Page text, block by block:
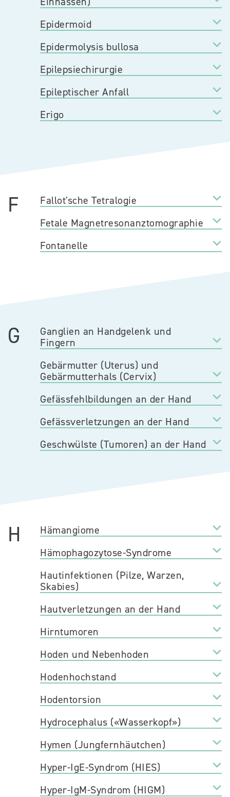
Epidermoid
Epidermolysis bullosa
Epilepsiechirurgie
Epileptischer Anfall
Erigo
F
Fallot'sche Tetralogie
Fetale Magnetresonanztomographie
Fontanelle
G
Ganglien an Handgelenk und
Fingern
Gebärmutter (Uterus) und
Gebärmutterhals (Cervix)
Gefässfehlbildungen an der Hand
Gefässverletzungen an der Hand
Geschwülste (Tumoren) an der Hand
H
Hämangiome
Hämophagozytose-Syndrome
Hautinfektionen (Pilze, Warzen,
Skabies)
Hautverletzungen an der Hand
Hirntumoren
Hoden und Nebenhoden
Hodenhochstand
Hodentorsion
Hydrocephalus («Wasserkopf»)
Hymen (Jungfernhäutchen)
Hyper-IgE-Syndrom (HIES)
Hyper-IgM-Syndrom (HIGM)